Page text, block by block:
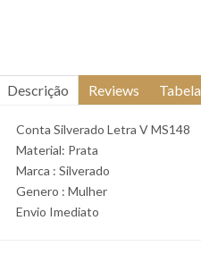
Descrição Reviews
Conta Silverado Letra V MS148
Material: Prata
Marca : Silverado
Genero : Mulher
Envio Imediato